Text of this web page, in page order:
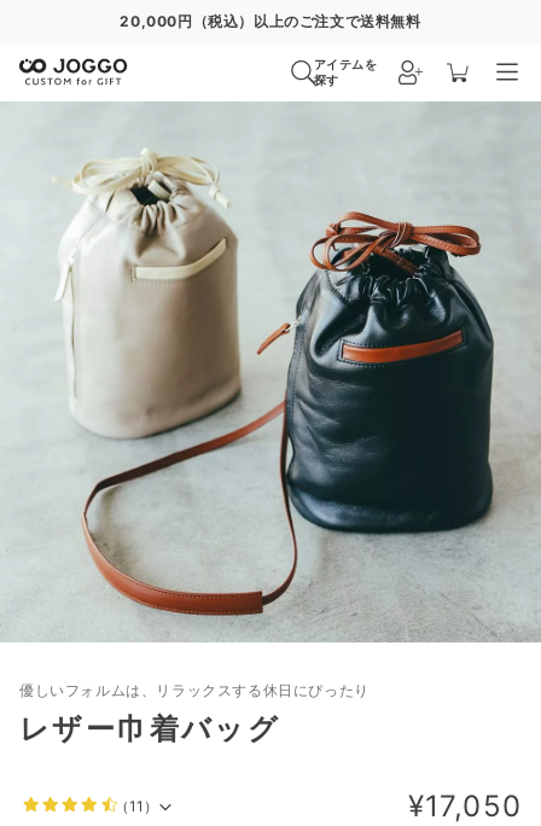
20,000円（税込）以上のご注文で送料無料
アイテムを
探す
優しいフォルムは、リラックスする休日にぴったり
レザー巾着バッグ
（11） ¥17,050